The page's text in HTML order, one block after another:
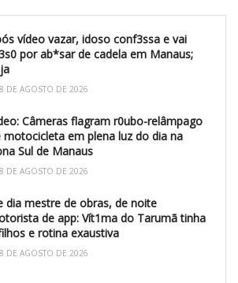
vídeo vazar, idoso conf3ssa e vai
por ab*sar de cadela em Manaus;
8 DE AGOSTO DE 2026
Câmeras flagram r0ubo-relâmpago
motocicleta em plena luz do dia na
Sul de Manaus
8 DE AGOSTO DE 2026
dia mestre de obras, de noite
de app: Vít1ma do Tarumã tinha
e rotina exaustiva
8 DE AGOSTO DE 2026